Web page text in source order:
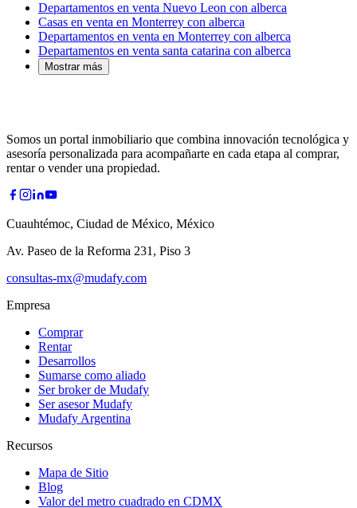
Departamentos en venta Nuevo Leon con alberca
Casas en venta en Monterrey con alberca
Departamentos en venta en Monterrey con alberca
Departamentos en venta santa catarina con alberca
Mostrar más
Somos un portal inmobiliario que combina innovación tecnológica y
asesoría personalizada para acompañarte en cada etapa al comprar,
rentar o vender una propiedad.
Cuauhtémoc, Ciudad de México, México
Av. Paseo de la Reforma 231, Piso 3
consultas-mx@mudafy.com
Empresa
Comprar
Rentar
Desarrollos
Sumarse como aliado
Ser broker de Mudafy
Ser asesor Mudafy
Mudafy Argentina
Recursos
Mapa de Sitio
Blog
Valor del metro cuadrado en CDMX